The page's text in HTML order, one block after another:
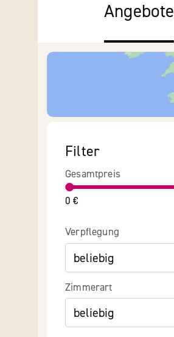
Angebote
Filter
Gesamtpreis
0 €
Verpflegung
Zimmerart